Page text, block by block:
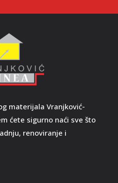
materijala Vranjković-
ćete sigurno naći sve što
renoviranje i